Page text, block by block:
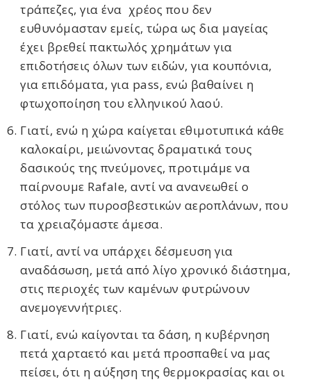
τράπεζες, για ένα χρέος που δεν
ευθυνόμασταν εμείς, τώρα ως δια μαγείας
έχει βρεθεί πακτωλός χρημάτων για
επιδοτήσεις όλων των ειδών, για κουπόνια,
για επιδόματα, για pass, ενώ βαθαίνει η
φτωχοποίηση του ελληνικού λαού.
Γιατί, ενώ η χώρα καίγεται εθιμοτυπικά κάθε
καλοκαίρι, μειώνοντας δραματικά τους
δασικούς της πνεύμονες, προτιμάμε να
παίρνουμε Rafale, αντί να ανανεωθεί ο
στόλος των πυροσβεστικών αεροπλάνων, που
τα χρειαζόμαστε άμεσα.
Γιατί, αντί να υπάρχει δέσμευση για
αναδάσωση, μετά από λίγο χρονικό διάστημα,
στις περιοχές των καμένων φυτρώνουν
ανεμογεννήτριες.
Γιατί, ενώ καίγονται τα δάση, η κυβέρνηση
πετά χαρταετό και μετά προσπαθεί να μας
πείσει, ότι η αύξηση της θερμοκρασίας και οι